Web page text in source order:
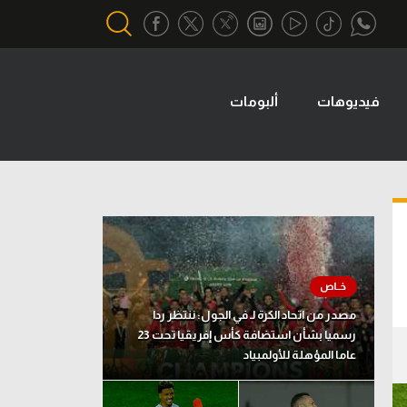
تحقيق في الجول
تقرير في الجول
تحليل في الجول
حكايات في الجول
كويز في الجول
فيديو في الجول
فيديوهات ألبومات
مصدر من اتحاد الكرة لـ في الجول: ننتظر ردا
رسميا بشأن استضافة كأس إفريقيا تحت 23
عاما المؤهلة للأولمبياد